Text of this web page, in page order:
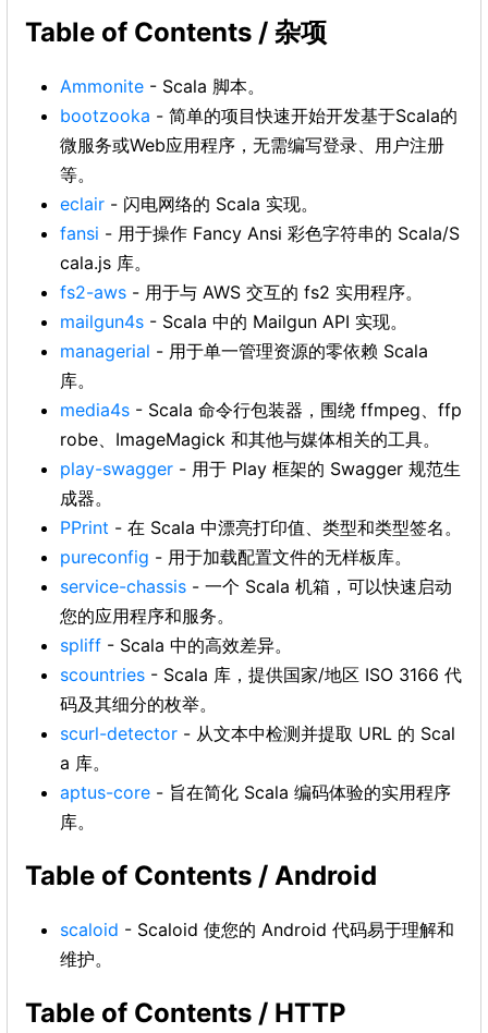
Table of Contents / 杂项
Ammonite - Scala 脚本。
bootzooka - 简单的项目快速开始开发基于Scala的
微服务或Web应用程序，无需编写登录、用户注册
等。
eclair - 闪电网络的 Scala 实现。
fansi - 用于操作 Fancy Ansi 彩色字符串的 Scala/S
cala.js 库。
fs2-aws - 用于与 AWS 交互的 fs2 实用程序。
mailgun4s - Scala 中的 Mailgun API 实现。
managerial - 用于单一管理资源的零依赖 Scala
库。
media4s - Scala 命令行包装器，围绕 ffmpeg、ffp
robe、ImageMagick 和其他与媒体相关的工具。
play-swagger - 用于 Play 框架的 Swagger 规范生
成器。
PPrint - 在 Scala 中漂亮打印值、类型和类型签名。
pureconfig - 用于加载配置文件的无样板库。
service-chassis - 一个 Scala 机箱，可以快速启动
您的应用程序和服务。
spliff - Scala 中的高效差异。
scountries - Scala 库，提供国家/地区 ISO 3166 代
码及其细分的枚举。
scurl-detector - 从文本中检测并提取 URL 的 Scal
a 库。
aptus-core - 旨在简化 Scala 编码体验的实用程序
库。
Table of Contents / Android
scaloid - Scaloid 使您的 Android 代码易于理解和
维护。
Table of Contents / HTTP